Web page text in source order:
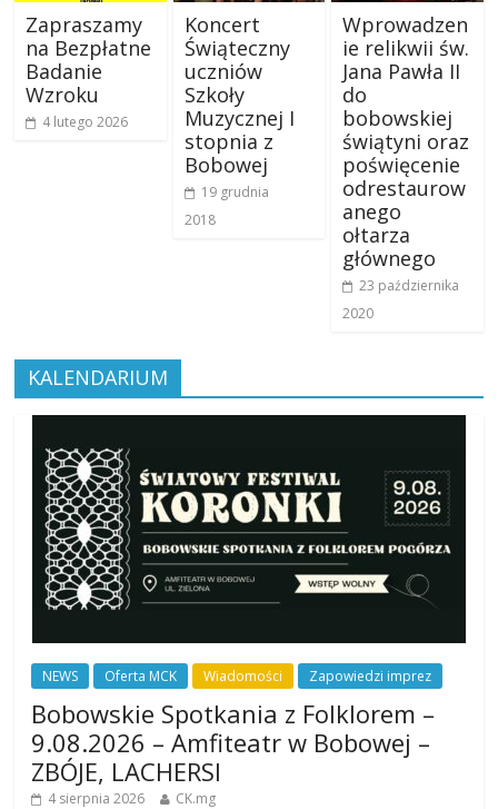
Zapraszamy
na Bezpłatne
Badanie
Wzroku
4 lutego 2026
Koncert
Świąteczny
uczniów
Szkoły
Muzycznej I
stopnia z
Bobowej
19 grudnia
2018
Wprowadzen
ie relikwii św.
Jana Pawła II
do
bobowskiej
świątyni oraz
poświęcenie
odrestaurow
anego
ołtarza
głównego
23 października
2020
KALENDARIUM
NEWS Oferta MCK Wiadomości Zapowiedzi imprez
Bobowskie Spotkania z Folklorem –
9.08.2026 – Amfiteatr w Bobowej –
ZBÓJE, LACHERSI
4 sierpnia 2026 CK.mg